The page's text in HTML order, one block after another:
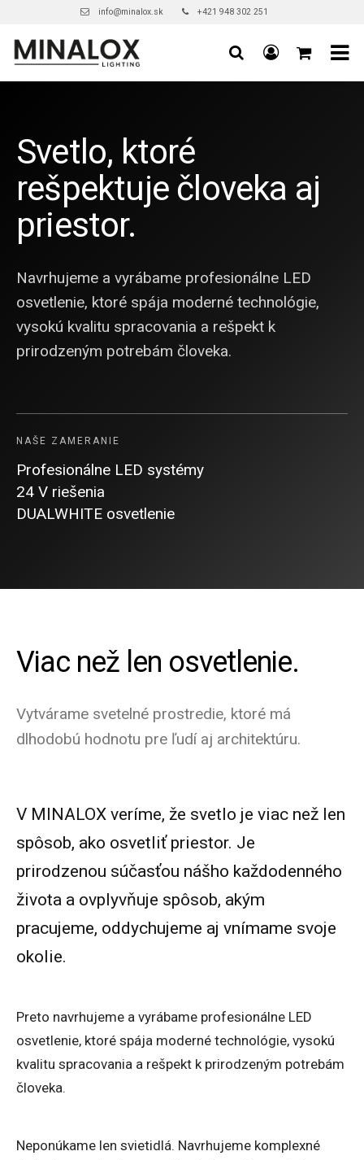
info@minalox.sk +421 948 302 251
Svetlo, ktoré
rešpektuje človeka aj
priestor.
Navrhujeme a vyrábame profesionálne LED
osvetlenie, ktoré spája moderné technológie,
vysokú kvalitu spracovania a rešpekt k
prirodzeným potrebám človeka.
NAŠE ZAMERANIE
Profesionálne LED systémy
24 V riešenia
DUALWHITE osvetlenie
Viac než len osvetlenie.
Vytvárame svetelné prostredie, ktoré má
dlhodobú hodnotu pre ľudí aj architektúru.
V MINALOX veríme, že svetlo je viac než len
spôsob, ako osvetliť priestor. Je
prirodzenou súčasťou nášho každodenného
života a ovplyvňuje spôsob, akým
pracujeme, oddychujeme aj vnímame svoje
okolie.
Preto navrhujeme a vyrábame profesionálne LED
osvetlenie, ktoré spája moderné technológie, vysokú
kvalitu spracovania a rešpekt k prirodzeným potrebám
človeka.
Neponúkame len svietidlá. Navrhujeme komplexné